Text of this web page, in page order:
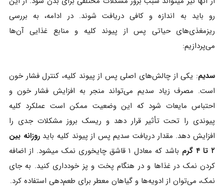
رو باید به اندازه و کافی دریافت شوند. در ادامه، به بررسی
ریزمغذی‌های حیاتی پس از پیوند کلیه و منابع غذایی آن‌ها
می‌پردازیم:
سدیم: یکی از چالش‌های اصلی پس از پیوند کلیه، کنترل فشار خون
است. مصرف زیاد سدیم می‌تواند منجر به افزایش فشار خون و
احتباس مایعات شود که این وضعیت ممکن است عملکرد کلیه
پیوندی را تحت تأثیر قرار دهد و ریسک بروز مشکلات جدی را
افزایش دهد. مقدار دریافت سدیم پس از پیوند کلیه بایدروزانه بین
۲ تا ۴ گرم
باشد که معادل ۱ قاشق چایخوری نمک میشود. از اضافه
کردن نمک در غذاها و در هنگام پخت و پز خودداری کنید. به جای
نمک، می‌توان از ادویه‌ها و گیاهان معطر برای طعم‌دهی استفاده کرد.